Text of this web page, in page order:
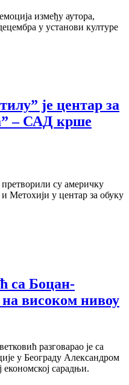
између аутора,
у установи културе
је центар за
– САД крше
су америчку
Метохији у центар за обуку
са Боцан-
високом нивоу
разговарао је са
у Београду Александром
сарадњи.